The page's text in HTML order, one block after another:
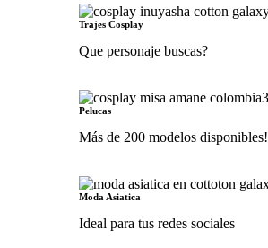
Trajes Cosplay
Que personaje buscas?
Pelucas
Más de 200 modelos disponibles!
Moda Asiatica
Ideal para tus redes sociales